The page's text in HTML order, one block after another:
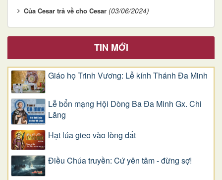
Của Cesar trả về cho Cesar (03/06/2024)
TIN MỚI
Giáo họ Trinh Vương: Lễ kính Thánh Đa Minh
Lễ bổn mạng Hội Dòng Ba Đa Minh Gx. Chi
Lăng
Hạt lúa gieo vào lòng đất
Điều Chúa truyền: Cứ yên tâm - đừng sợ!